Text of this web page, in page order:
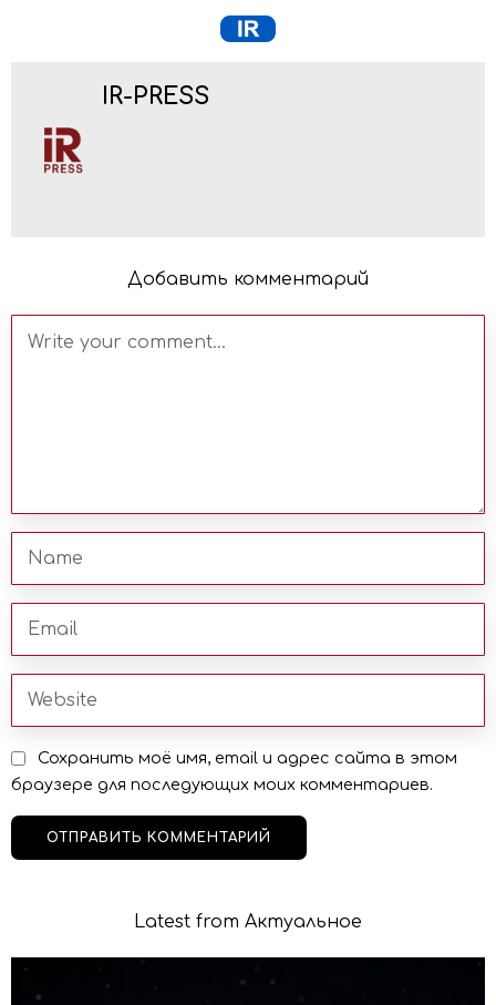
IR-PRESS
Добавить комментарий
Сохранить моё имя, email и адрес сайта в этом
браузере для последующих моих комментариев.
Latest from Актуальное